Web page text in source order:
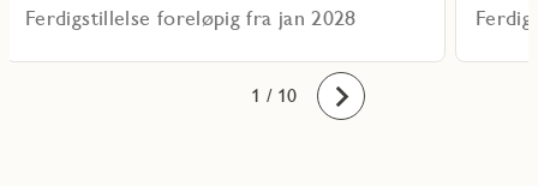
Ferdigstillelse foreløpig fra jan 2028
1
2
3
4
5
6
7
8
9
10 / 10 Fremover